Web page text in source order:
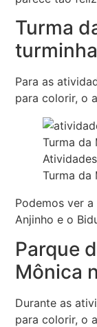
Turma
Para as
para colorir, o
Turma da
Podemos ver
Anjinho e o
Parque
Mônica
Durante as
para colorir, o